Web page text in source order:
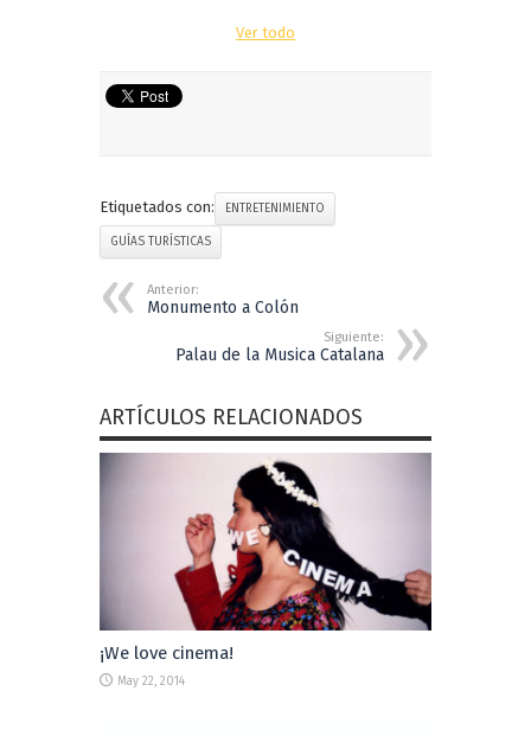
Ver todo
Etiquetados con: ENTRETENIMIENTO
GUÍAS TURÍSTICAS
Anterior:
Monumento a Colón
Siguiente:
Palau de la Musica Catalana
ARTÍCULOS RELACIONADOS
¡We love cinema!
May 22, 2014